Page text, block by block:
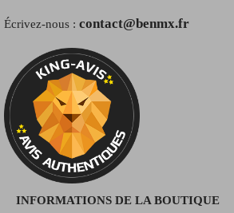
Écrivez-nous : contact@benmx.fr
INFORMATIONS DE LA BOUTIQUE